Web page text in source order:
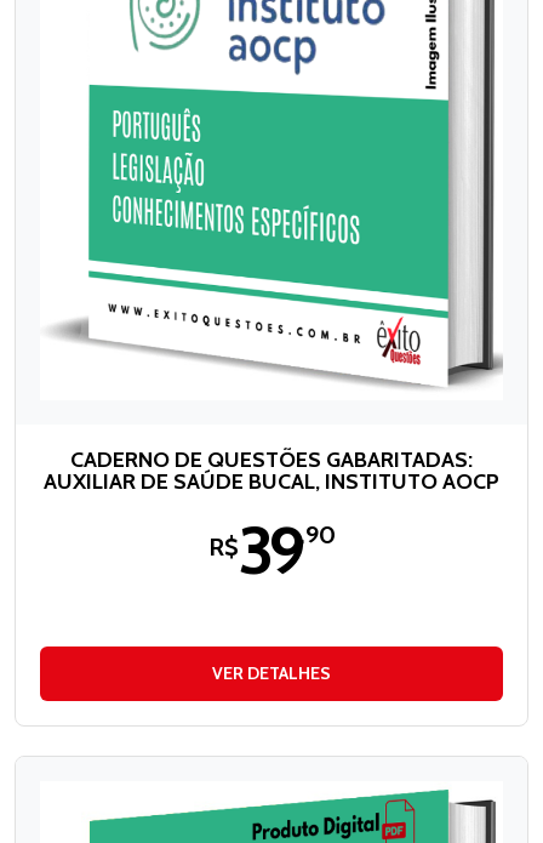
CADERNO DE QUESTÕES GABARITADAS:
AUXILIAR DE SAÚDE BUCAL, INSTITUTO AOCP
R$39,90
VER DETALHES